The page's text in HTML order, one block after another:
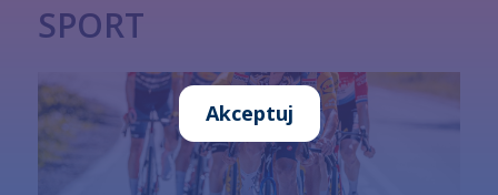
SPORT
Akceptuj